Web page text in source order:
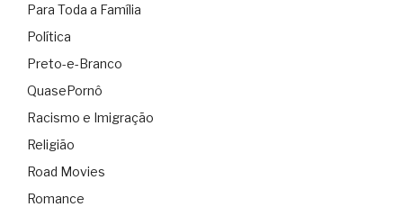
Para Toda a Família
Política
Preto-e-Branco
QuasePornô
Racismo e Imigração
Religião
Road Movies
Romance